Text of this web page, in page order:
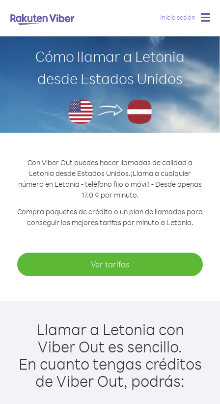
Inicie sesión
Cómo llamar a Letonia
desde Estados Unidos
Con Viber Out puedes hacer llamadas de calidad a
Letonia desde Estados Unidos.¡Llama a cualquier
número en Letonia - teléfono fijo o móvil! - Desde apenas
17.0 ¢ por minuto.
Compra paquetes de crédito o un plan de llamadas para
conseguir las mejores tarifas por minuto a Letonia.
Ver tarifas
Llamar a Letonia con
Viber Out es sencillo.
En cuanto tengas créditos
de Viber Out, podrás: